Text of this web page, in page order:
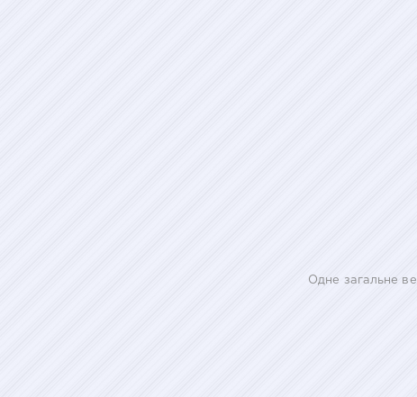
Одне загальне